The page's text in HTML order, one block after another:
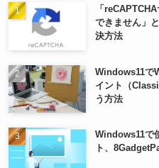
「
できません」
決方法
Windows11で
イント（
う方法
Windows11で
ト、